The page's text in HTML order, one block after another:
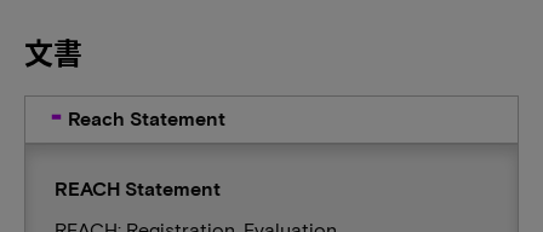
文書
Reach Statement
REACH Statement